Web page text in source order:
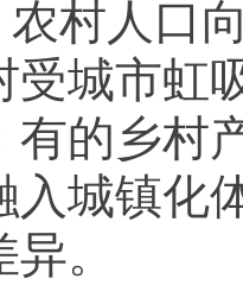
村人口
受城市虹
有的乡村
入城镇化
。